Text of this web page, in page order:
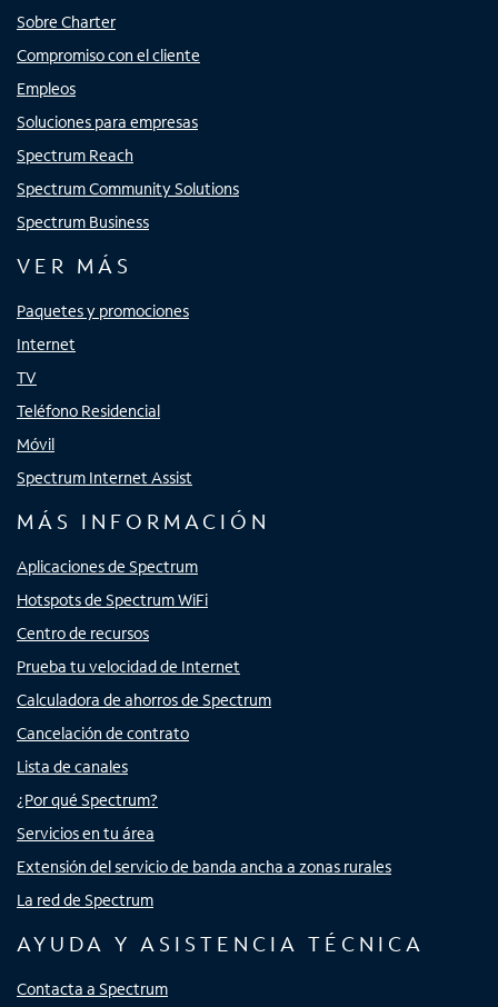
Sobre Charter
Compromiso con el cliente
Empleos
Soluciones para empresas
Spectrum Reach
Spectrum Community Solutions
Spectrum Business
VER MÁS
Paquetes y promociones
Internet
TV
Teléfono Residencial
Móvil
Spectrum Internet Assist
MÁS INFORMACIÓN
Aplicaciones de Spectrum
Hotspots de Spectrum WiFi
Centro de recursos
Prueba tu velocidad de Internet
Calculadora de ahorros de Spectrum
Cancelación de contrato
Lista de canales
¿Por qué Spectrum?
Servicios en tu área
Extensión del servicio de banda ancha a zonas rurales
La red de Spectrum
AYUDA Y ASISTENCIA TÉCNICA
Contacta a Spectrum